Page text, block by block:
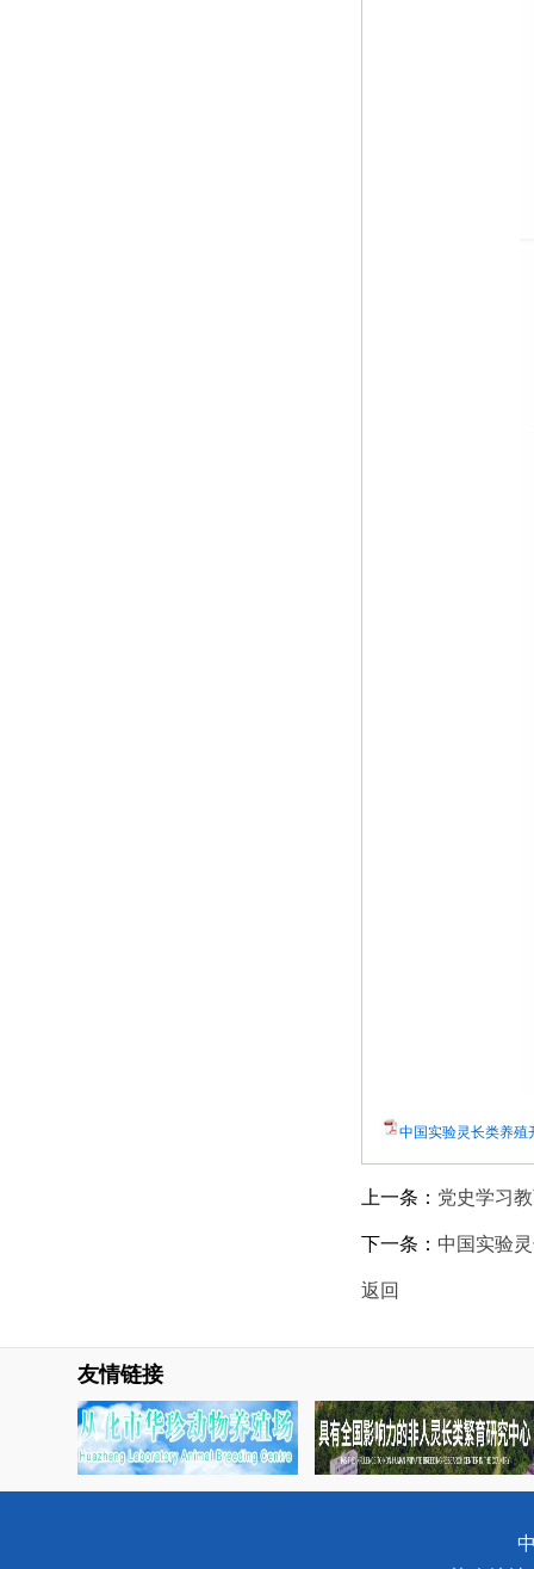
中国实验灵长类养殖
上一条： 党史学习
下一条： 中国实验
返回
友情链接